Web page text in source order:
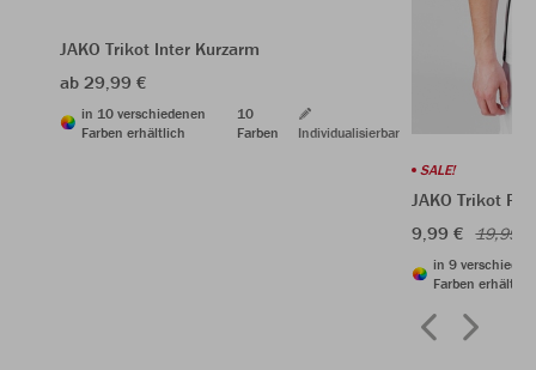
JAKO Trikot Inter Kurzarm
ab 29,99 €
in 10 verschiedenen
Farben erhältlich
10
Farben
Individualisierbar
SALE!
JAKO Trikot
9,99 € 19,99 €
in 9
Farben